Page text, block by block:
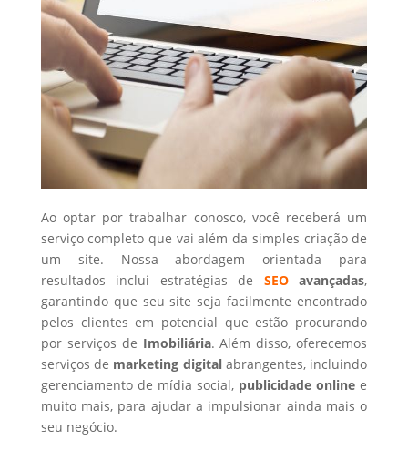
Ao optar por trabalhar conosco, você receberá um
serviço completo que vai além da simples criação de
um site. Nossa abordagem orientada para
resultados inclui estratégias de SEOavançadas,
garantindo que seu site seja facilmente encontrado
pelos clientes em potencial que estão procurando
por serviços de Imobiliária. Além disso, oferecemos
serviços de marketing digital abrangentes, incluindo
gerenciamento de mídia social, publicidade online e
muito mais, para ajudar a impulsionar ainda mais o
seu negócio.